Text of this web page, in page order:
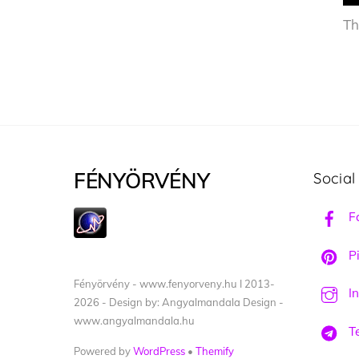
FÉNYÖRVÉNY
Fényörvény - www.fenyorveny.hu I 2013-
2026 - Design by: Angyalmandala Design -
www.angyalmandala.hu
Powered byWordPress • Themify
Social